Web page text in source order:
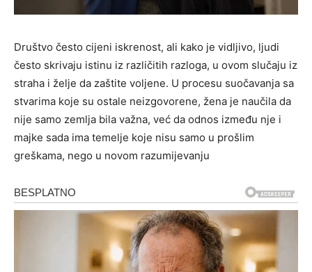
Društvo često cijeni iskrenost, ali kako je vidljivo, ljudi
često skrivaju istinu iz različitih razloga, u ovom slučaju iz
straha i želje da zaštite voljene. U procesu suočavanja sa
stvarima koje su ostale neizgovorene, žena je naučila da
nije samo zemlja bila važna, već da odnos između nje i
majke sada ima temelje koje nisu samo u prošlim
greškama, nego u novom razumijevanju